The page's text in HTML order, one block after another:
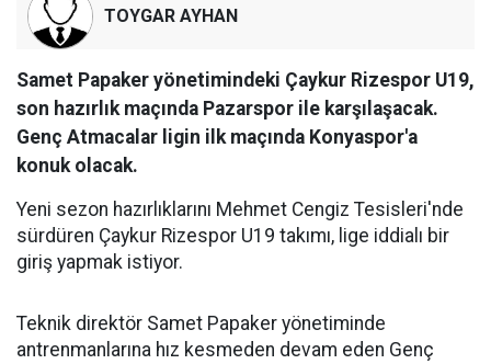
TOYGAR AYHAN
Samet Papaker yönetimindeki Çaykur Rizespor U19,
son hazırlık maçında Pazarspor ile karşılaşacak.
Genç Atmacalar ligin ilk maçında Konyaspor'a
konuk olacak.
Yeni sezon hazırlıklarını Mehmet Cengiz Tesisleri'nde
sürdüren Çaykur Rizespor U19 takımı, lige iddialı bir
giriş yapmak istiyor.
Teknik direktör Samet Papaker yönetiminde
antrenmanlarına hız kesmeden devam eden Genç